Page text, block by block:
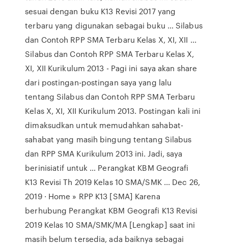
sesuai dengan buku K13 Revisi 2017 yang
terbaru yang digunakan sebagai buku … Silabus
dan Contoh RPP SMA Terbaru Kelas X, XI, XII ...
Silabus dan Contoh RPP SMA Terbaru Kelas X,
XI, XII Kurikulum 2013 - Pagi ini saya akan share
dari postingan-postingan saya yang lalu
tentang Silabus dan Contoh RPP SMA Terbaru
Kelas X, XI, XII Kurikulum 2013. Postingan kali ini
dimaksudkan untuk memudahkan sahabat-
sahabat yang masih bingung tentang Silabus
dan RPP SMA Kurikulum 2013 ini. Jadi, saya
berinisiatif untuk … Perangkat KBM Geografi
K13 Revisi Th 2019 Kelas 10 SMA/SMK ... Dec 26,
2019 · Home » RPP K13 [SMA] Karena
berhubung Perangkat KBM Geografi K13 Revisi
2019 Kelas 10 SMA/SMK/MA [Lengkap] saat ini
masih belum tersedia, ada baiknya sebagai